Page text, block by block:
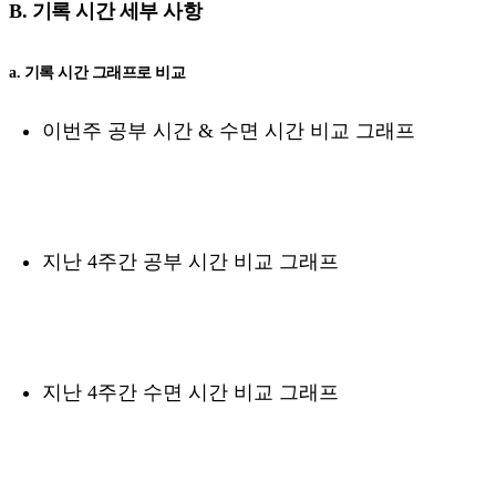
B. 기록 시간 세부 사항
a. 기록 시간 그래프로 비교
이번주 공부 시간 & 수면 시간 비교 그래프
지난 4주간 공부 시간 비교 그래프
지난 4주간 수면 시간 비교 그래프